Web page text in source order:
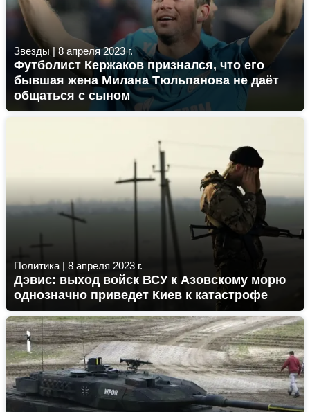
Звезды|8 апреля 2023 г.
Футболист Кержаков признался, что его
бывшая жена Милана Тюльпанова не даёт
общаться с сыном
Политика | 8 апреля 2023 г.
Дэвис: выход войск ВСУ к Азовскому морю
однозначно приведет Киев к катастрофе